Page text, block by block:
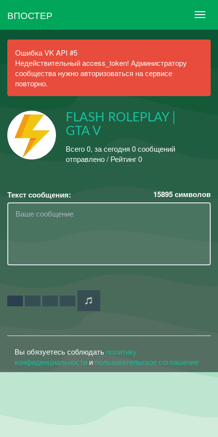
ВПОСТЕР
Ошибка VK API #5
Недействительный access_token! Администратору
сообщества нужно авторизоваться на сервисе
повторно.
FLASH ROLEPLAY |
GTA V
Всего 0, за сегодня 0 сообщений
отправлено / Рейтинг 0
Текст сообщения: 15895символов
Вы обязуетесь соблюдать политику
конфиденциальности и пользовательское соглашение